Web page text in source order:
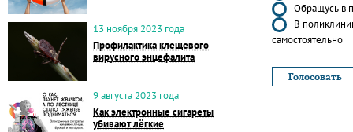
13 ноября 2023 года
Профилактика клещевого
вирусного энцефалита
9 августа 2023 года
Как электронные сигареты
убивают лёгкие
Обращусь в
В
самостоятельно